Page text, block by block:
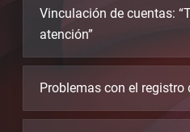
Vinculación de cuentas:
atención”
Problemas con el registro